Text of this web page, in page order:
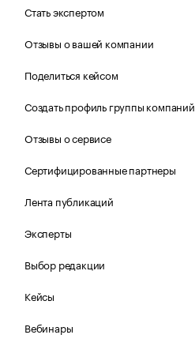
Стать экспертом
Отзывы о вашей компании
Поделиться кейсом
Создать профиль группы компаний
Отзывы о сервисе
Сертифицированные партнеры
Лента публикаций
Эксперты
Выбор редакции
Кейсы
Вебинары